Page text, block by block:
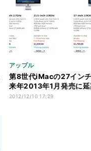
アップル
第8世代iMacの27イン
来年2013年1月発売に
2012/12/10 17:29